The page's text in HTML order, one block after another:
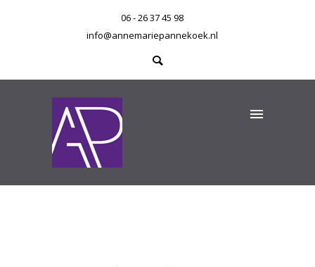
06 - 26 37 45 98
info@annemariepannekoek.nl